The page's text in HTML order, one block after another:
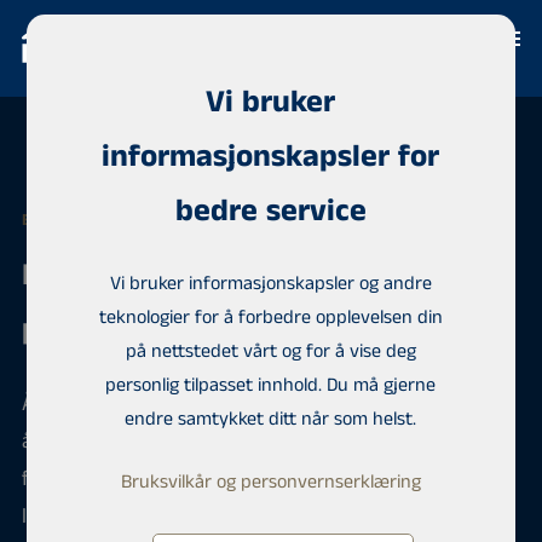
EN INVESTORS PÅLITELIGE PARTNER
Habita er investors pålitelige
partner
Å investere i leiligheter og eiendom er en trygg måte
å øke formuen på. Hos Habita hjelper vi deg med å
finne den beste investeringen. Fornøyde kunder og
lange kunderelasjoner taler for vår erfaring og
Vi bruker
informasjonskapsler for
bedre service
Vi bruker informasjonskapsler og andre
teknologier for å forbedre opplevelsen din
på nettstedet vårt og for å vise deg
personlig tilpasset innhold. Du må gjerne
endre samtykket ditt når som helst.
Bruksvilkår og personvernserklæring